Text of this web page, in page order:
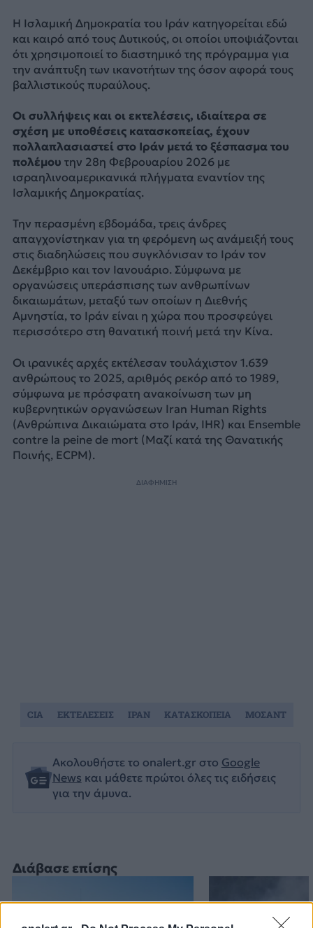
Διάβασε επίσης
Η Ισλαμική Δημοκρατία του Ιράν κατηγορείται εδώ
και καιρό από τους Δυτικούς, οι οποίοι υποψιάζονται
ότι χρησιμοποιεί το διαστημικό της πρόγραμμα για
την ανάπτυξη των ικανοτήτων της όσον αφορά τους
βαλλιστικούς πυραύλους.
Οι συλλήψεις και οι εκτελέσεις, ιδιαίτερα σε
σχέση με υποθέσεις κατασκοπείας, έχουν
πολλαπλασιαστεί στο Ιράν μετά το ξέσπασμα του
πολέμου την 28η Φεβρουαρίου 2026 με
ισραηλινοαμερικανικά πλήγματα εναντίον της
Ισλαμικής Δημοκρατίας.
Την περασμένη εβδομάδα, τρεις άνδρες
απαγχονίστηκαν για τη φερόμενη ως ανάμειξή τους
στις διαδηλώσεις που συγκλόνισαν το Ιράν τον
Δεκέμβριο και τον Ιανουάριο. Σύμφωνα με
οργανώσεις υπεράσπισης των ανθρωπίνων
δικαιωμάτων, μεταξύ των οποίων η Διεθνής
Αμνηστία, το Ιράν είναι η χώρα που προσφεύγει
περισσότερο στη θανατική ποινή μετά την Κίνα.
Οι ιρανικές αρχές εκτέλεσαν τουλάχιστον 1.639
ανθρώπους το 2025, αριθμός ρεκόρ από το 1989,
σύμφωνα με πρόσφατη ανακοίνωση των μη
κυβερνητικών οργανώσεων Iran Human Rights
(Ανθρώπινα Δικαιώματα στο Ιράν, IHR) και Ensemble
contre la peine de mort (Μαζί κατά της Θανατικής
Ποινής, ECPM).
ΔΙΑΦΗΜΙΣΗ
Ακολουθήστε το onalert.gr στο Google
News και μάθετε πρώτοι όλες τις ειδήσεις
για την άμυνα.
CIA ΕΚΤΕΛΕΣΕΙΣ ΙΡΑΝ ΚΑΤΑΣΚΟΠΕΙΑ ΜΟΣΑΝΤ